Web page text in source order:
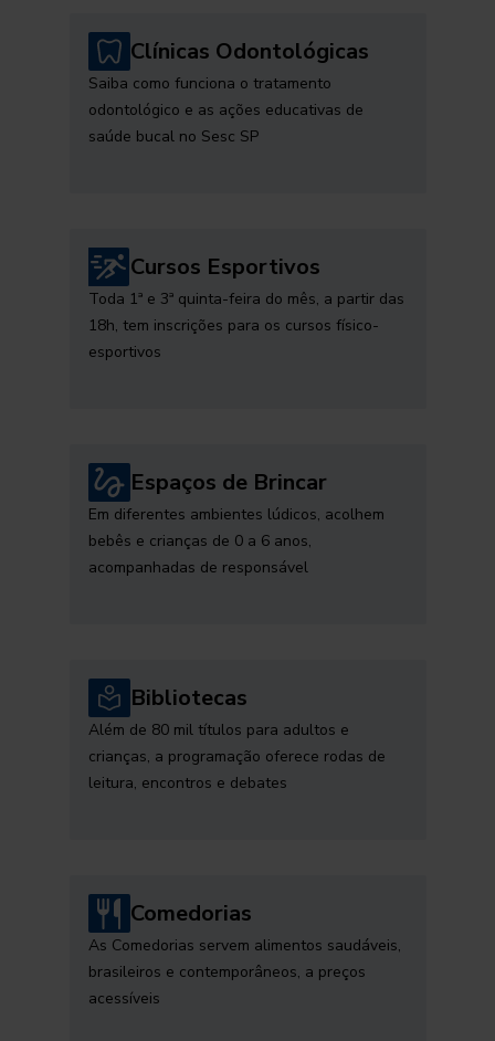
Clínicas Odontológicas
Saiba como funciona o tratamento
odontológico e as ações educativas de
saúde bucal no Sesc SP
Cursos Esportivos
Toda 1ª e 3ª quinta-feira do mês, a partir das
18h, tem inscrições para os cursos físico-
esportivos
Espaços de Brincar
Em diferentes ambientes lúdicos, acolhem
bebês e crianças de 0 a 6 anos,
acompanhadas de responsável
Bibliotecas
Além de 80 mil títulos para adultos e
crianças, a programação oferece rodas de
leitura, encontros e debates
Comedorias
As Comedorias servem alimentos saudáveis,
brasileiros e contemporâneos, a preços
acessíveis